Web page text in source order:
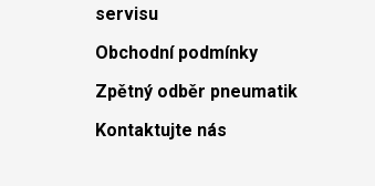
servisu
Obchodní podmínky
Zpětný odběr pneumatik
Kontaktujte nás